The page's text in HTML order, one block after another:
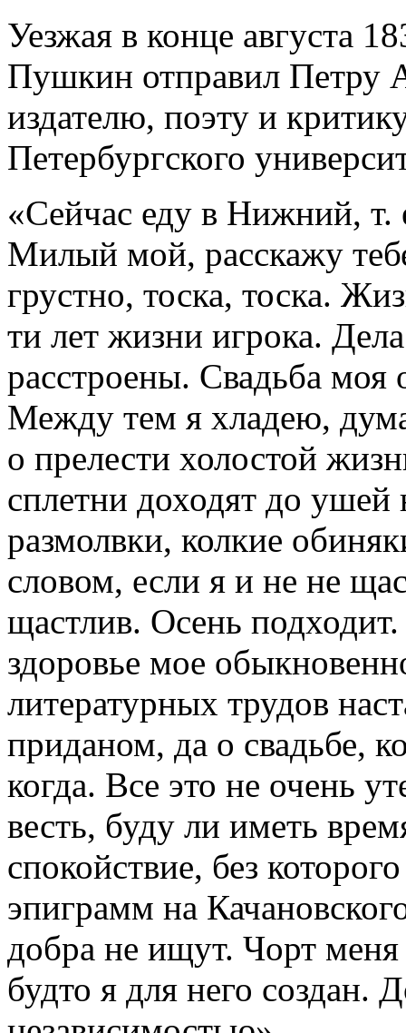
Уезжая в конце августа
Пушкин отправил Петру
издателю, поэту и
Петербургского
«Сейчас еду в Нижний, т.
Милый мой, расскажу
грустно, тоска, тоска.
ти лет жизни игрока.
расстроены. Свадьба моя
Между тем я хладею,
о прелести холостой
сплетни доходят до ушей
размолвки, колкие
словом, если я и не не
щастлив. Осень
здоровье мое
литературных трудов
приданом, да о свадьбе,
когда. Все это не очень
весть, буду ли иметь
спокойствие, без
эпиграмм на
добра не ищут. Чорт меня
будто я для него создан.